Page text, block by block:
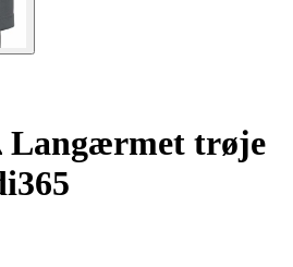
Langærmet trøje